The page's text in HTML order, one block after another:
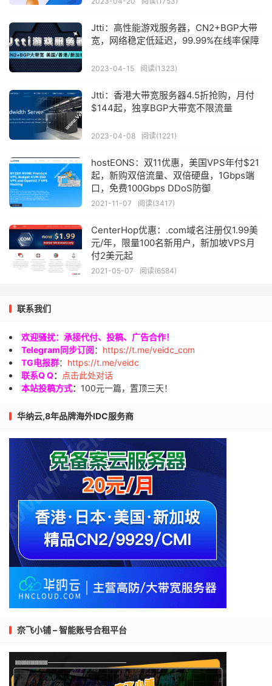
Jtti：高性能游戏服务器，CN2+BGP大带
宽，网络稳定低延迟，99.99%在线率保障
2023-04-15 阅读(1323)
Jtti：香港大带宽服务器4.5折抢购，月付
$144起，独享BGP大带宽不限流量
2023-04-08 阅读(1221)
hostEONS：双11优惠，美国VPS年付$21
起，新购双倍流量、双倍硬盘，1Gbps端
口，免费100Gbps DDoS防御
2021-11-07 阅读(3417)
CenterHop优惠：.com域名注册仅1.99美
元/年，限量100名新用户，新加坡VPS月
付2美元起
2021-05-07 阅读(6584)
联系我们
欢迎骚扰：承接代付、投稿、广告合作！
Telegram同步订阅： https://t.me/veidc_com
TG电报群： https://t.me/veidc
联系Q Q：
点击此处对话
本站投稿方式： 100元一篇，置顶三天！
华纳云,8年品牌海外IDC服务商
奈飞小铺 – 智能账号合租平台